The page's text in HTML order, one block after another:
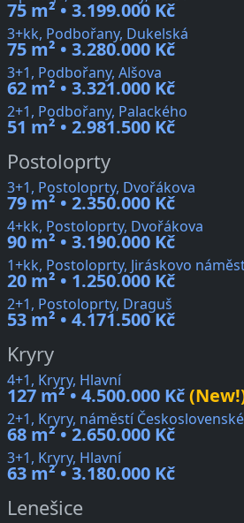
75 m² • 3.199.000 Kč
3+kk, Podbořany, Dukelská
75 m² • 3.280.000 Kč
3+1, Podbořany, Alšova
62 m² • 3.321.000 Kč
2+1, Podbořany, Palackého
51 m² • 2.981.500 Kč
Postoloprty
3+1, Postoloprty, Dvořákova
79 m² • 2.350.000 Kč
4+kk, Postoloprty, Dvořákova
90 m² • 3.190.000 Kč
1+kk, Postoloprty, Jiráskovo
20 m² • 1.250.000 Kč
2+1, Postoloprty, Draguš
53 m² • 4.171.500 Kč
Kryry
4+1, Kryry, Hlavní
127 m² • 4.500.000 Kč
2+1, Kryry, náměstí
68 m² • 2.650.000 Kč
3+1, Kryry, Hlavní
63 m² • 3.180.000 Kč
Lenešice